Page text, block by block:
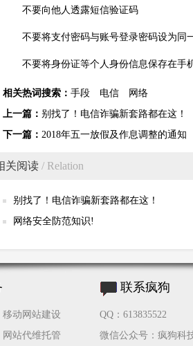
不要向他人透露短信验证码
不要将支付密码与账号登录密码设为同
不要将身份证等个人身份信息保存在手
相关热词搜索： 手段 电信
网络
上一篇： 别找了！电信诈骗新套路都在这！
下一篇： 2018年五一放假及作息调整的通知
关阅读 / Relation
别找了！电信诈骗新套路都在这！
网络安全防范知识!
移动网站建设
网站代维托管
联系疯狗
QQ：613835522
微信公众号：疯狗科